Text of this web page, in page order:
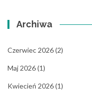
Archiwa
Czerwiec 2026(2)
Maj 2026(1)
Kwiecień 2026(1)